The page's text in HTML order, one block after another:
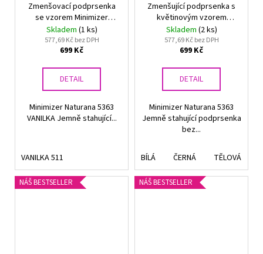
Zmenšovací podprsenka
se vzorem Minimizer
Naturana 5363 VANILKA
Skladem (1 ks)
577,69 Kč bez DPH
699 Kč
DETAIL
Minimizer Naturana 5363
VANILKA Jemně stahující...
VANILKA 511
Zmenšující podprsenka s
květinovým vzorem
Minimizer Naturana 5363
Skladem (2 ks)
577,69 Kč bez DPH
699 Kč
DETAIL
Minimizer Naturana 5363
Jemně stahující podprsenka
bez...
BÍLÁ ČERNÁ TĚLOVÁ
NÁŠ BESTSELLER NÁŠ BESTSELLER